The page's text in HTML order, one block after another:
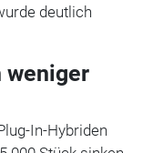
deutlich
weniger
In-Hybriden